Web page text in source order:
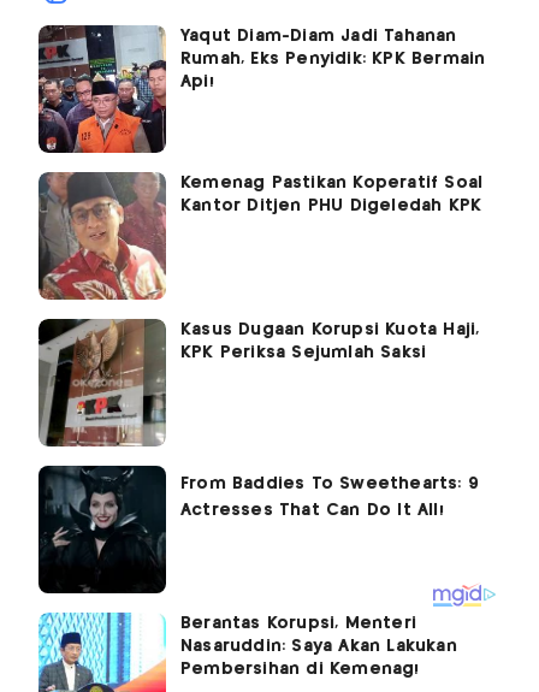
Yaqut Diam-Diam Jadi Tahanan
Rumah, Eks Penyidik: KPK Bermain
Api!
Kemenag Pastikan Koperatif Soal
Kantor Ditjen PHU Digeledah KPK
Kasus Dugaan Korupsi Kuota Haji,
KPK Periksa Sejumlah Saksi
Berantas Korupsi, Menteri
Nasaruddin: Saya Akan Lakukan
Pembersihan di Kemenag!